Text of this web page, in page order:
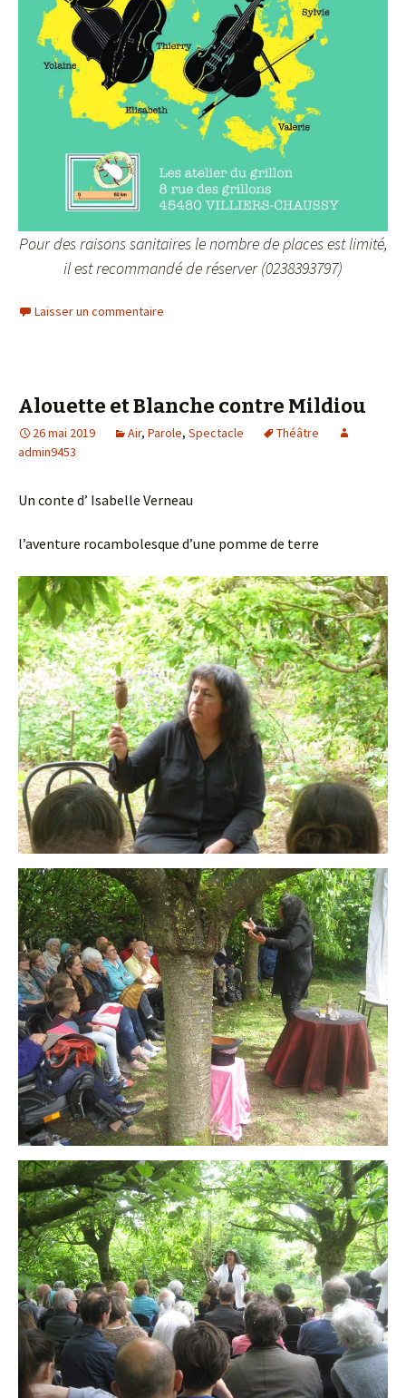
Pour des raisons sanitaires le nombre de places est limité,
il est recommandé de réserver (0238393797)
Laisser un commentaire
Alouette et Blanche contre Mildiou
26 mai 2019 Air, Parole, Spectacle
Théâtre
admin9453
Un conte d’ Isabelle Verneau
l’aventure rocambolesque d’une pomme de terre